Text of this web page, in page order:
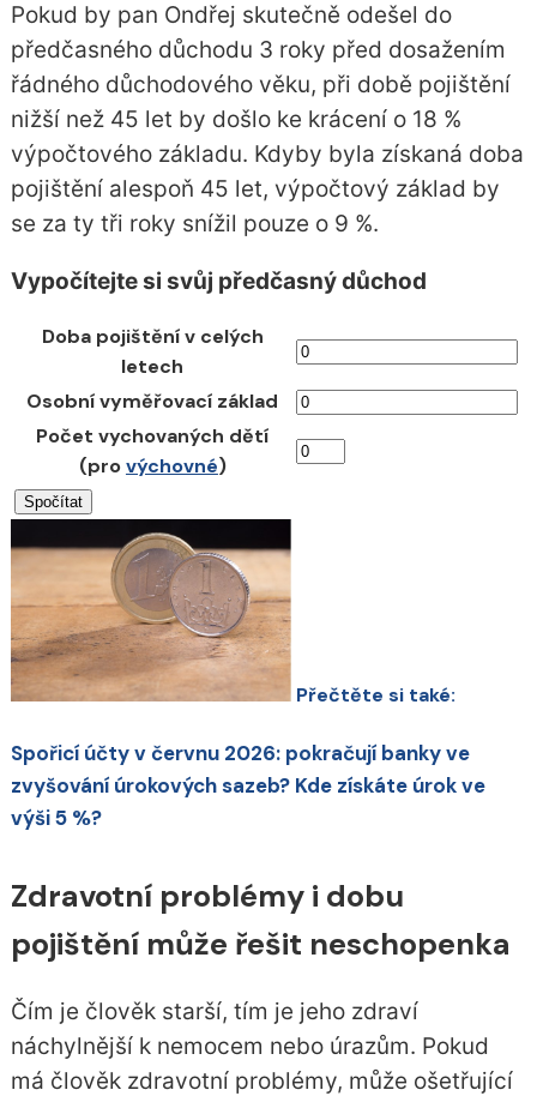
Pokud by pan Ondřej skutečně odešel do
předčasného důchodu 3 roky před dosažením
řádného důchodového věku, při době pojištění
nižší než 45 let by došlo ke krácení o 18 %
výpočtového základu. Kdyby byla získaná doba
pojištění alespoň 45 let, výpočtový základ by
se za ty tři roky snížil pouze o 9 %.
Vypočítejte si svůj předčasný důchod
Doba pojištění v celých
letech
Osobní vyměřovací základ
Počet vychovaných dětí
(provýchovné)
Přečtěte si také:
Spořicí účty v červnu 2026: pokračují banky ve
zvyšování úrokových sazeb? Kde získáte úrok ve
výši 5 %?
Zdravotní problémy i dobu
pojištění může řešit neschopenka
Čím je člověk starší, tím je jeho zdraví
náchylnější k nemocem nebo úrazům. Pokud
má člověk zdravotní problémy, může ošetřující